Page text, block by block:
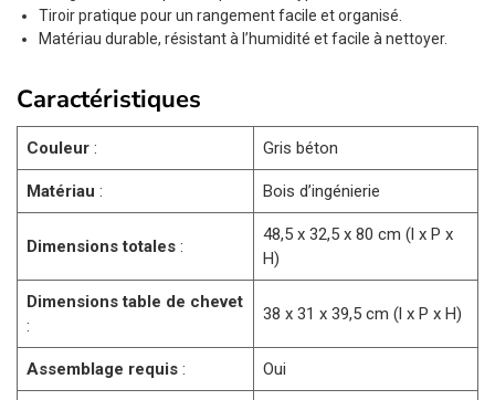
Tiroir pratique pour un rangement facile et organisé.
Matériau durable, résistant à l’humidité et facile à nettoyer.
Caractéristiques
Couleur : Gris béton
Matériau : Bois d’ingénierie
Dimensions totales :
48,5 x 32,5 x 80 cm (l x P x
H)
Dimensions table de chevet
:
38 x 31 x 39,5 cm (l x P x H)
Assemblage requis : Oui